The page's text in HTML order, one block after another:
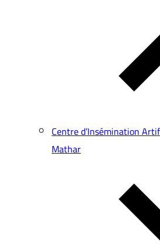
Centre d’Insémination
Mathar